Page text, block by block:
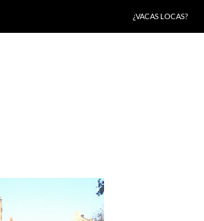
¿VACAS LOCAS?